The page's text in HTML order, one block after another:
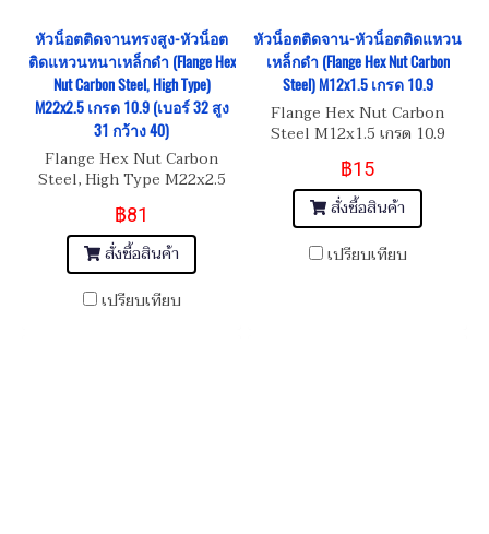
หัวน็อตติดจานทรงสูง-หัวน็อต
ติดแหวนหนาเหล็กดำ (Flange Hex
Nut Carbon Steel, High Type)
M22x2.5 เกรด 10.9 (เบอร์ 32 สูง
31 กว้าง 40)
Flange Hex Nut Carbon
Steel, High Type M22x2.5
เกรด 10.9
฿81
สั่งซื้อสินค้า
เปรียบเทียบ
หัวน็อตติดจาน-หัวน็อตติดแหวน
เหล็กดำ (Flange Hex Nut Carbon
Steel) M12x1.5 เกรด 10.9
Flange Hex Nut Carbon
Steel M12x1.5 เกรด 10.9
฿15
สั่งซื้อสินค้า
เปรียบเทียบ